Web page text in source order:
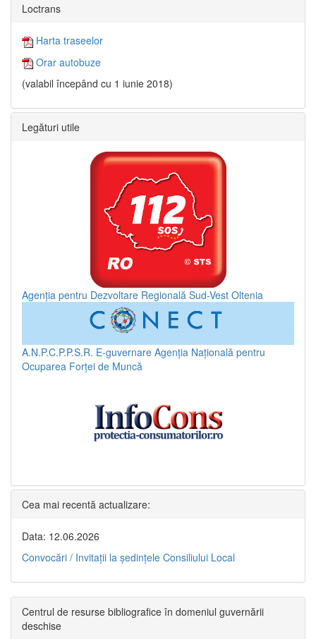
Loctrans
Harta traseelor
Orar autobuze
(valabil începând cu 1 iunie 2018)
Legături utile
Agenția pentru Dezvoltare Regională Sud-Vest Oltenia
A.N.P.C.P.P.S.R. E-guvernare Agenția Națională pentru
Ocuparea Forței de Muncă
Cea mai recentă actualizare:
Data: 12.06.2026
Convocări / Invitaţii la şedinţele Consiliului Local
Centrul de resurse bibliografice în domeniul guvernării
deschise